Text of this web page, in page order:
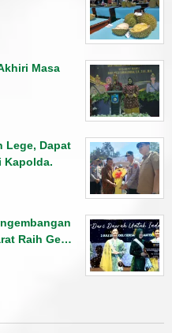
Masa
Lege, Dapat
Kapolda.
Raih Ge…